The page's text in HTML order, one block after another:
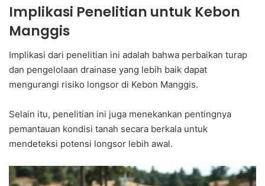
Implikasi Penelitian untuk Kebon
Manggis
Implikasi dari penelitian ini adalah bahwa perbaikan turap
dan pengelolaan drainase yang lebih baik dapat
mengurangi risiko longsor di Kebon Manggis.
Selain itu, penelitian ini juga menekankan pentingnya
pemantauan kondisi tanah secara berkala untuk
mendeteksi potensi longsor lebih awal.